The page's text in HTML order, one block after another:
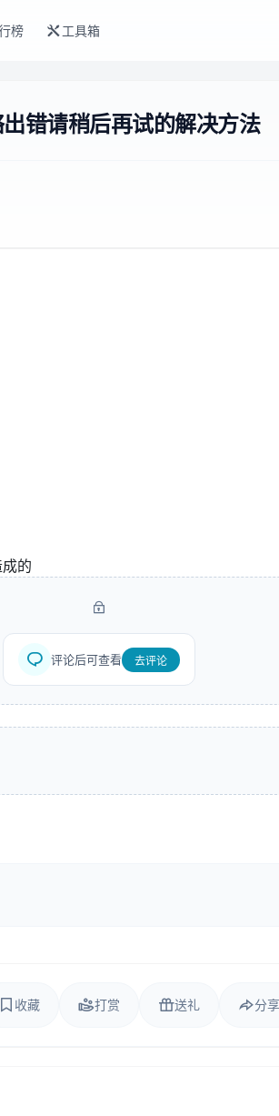
榜 工具箱
错请稍后再试的解决方法
的
评论后可查看 去评论
收藏 打赏 送礼 分享